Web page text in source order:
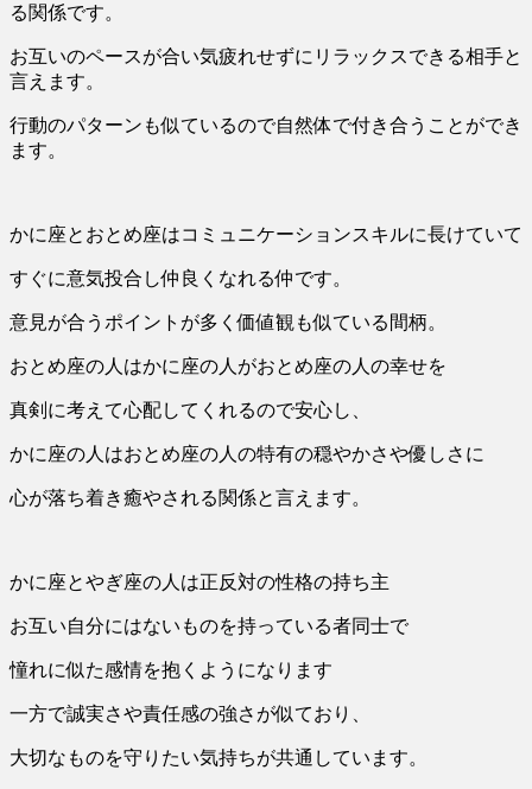
る関係です。
お互いのペースが合い気疲れせずにリラックスできる相手と
言えます。
行動のパターンも似ているので自然体で付き合うことができ
ます。
かに座とおとめ座はコミュニケーションスキルに長けていて
すぐに意気投合し仲良くなれる仲です。
意見が合うポイントが多く価値観も似ている間柄。
おとめ座の人はかに座の人がおとめ座の人の幸せを
真剣に考えて心配してくれるので安心し、
かに座の人はおとめ座の人の特有の穏やかさや優しさに
心が落ち着き癒やされる関係と言えます。
かに座とやぎ座の人は正反対の性格の持ち主
お互い自分にはないものを持っている者同士で
憧れに似た感情を抱くようになります
一方で誠実さや責任感の強さが似ており、
大切なものを守りたい気持ちが共通しています。